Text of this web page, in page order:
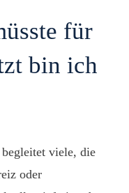
für
bin ich
viele, die
oder